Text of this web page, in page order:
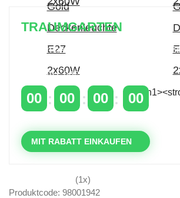
TRAUMGARTEN
Zeitlich begrenzter 20 % Rabatt auf
mit dem Code: VIP20DE
00 00 00 00
MIT RABATT EINKAUFEN
(1x)
Produktcode: 98001942